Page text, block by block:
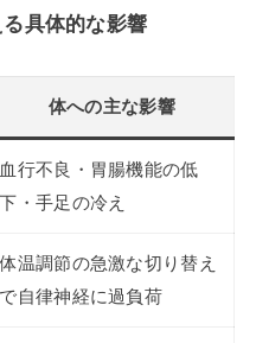
具体的な影響
体への主な影響
血行不良・胃腸機能の低
下・手足の冷え
体温調節の急激な切り替え
で自律神経に過負荷